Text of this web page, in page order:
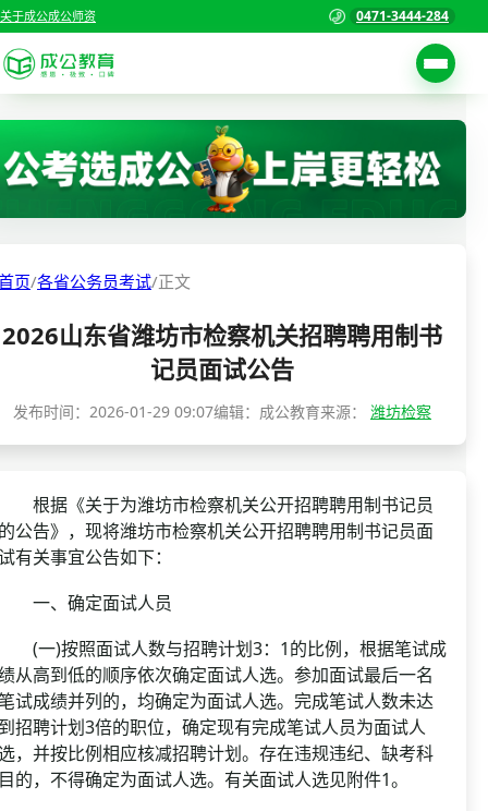
关于成公成公师资 0471-3444-284
考试公告
职位表
准考证打印
成绩查询
分数线
面试补录
历年真题
公务员课程
首页
国家公务员考试
三支一扶考试
警察/辅警考试
国企/银行考试
页/各省公务员考试/正文
2026山东省潍坊市检察机关招聘聘用制书
记员面试公告
发布时间： 2026-01-29 09:07编辑：成公教育来源： 潍坊检察
据《关于为潍坊市检察机关公开招聘聘用制书记员
公告》，现将潍坊市检察机关公开招聘聘用制书记员面
有关事宜公告如下：
、确定面试人员
一)按照面试人数与招聘计划3：1的比例，根据笔试成
从高到低的顺序依次确定面试人选。参加面试最后一名
试成绩并列的，均确定为面试人选。完成笔试人数未达
招聘计划3倍的职位，确定现有完成笔试人员为面试人
，并按比例相应核减招聘计划。存在违规违纪、缺考科
的，不得确定为面试人选。有关面试人选见附件1。